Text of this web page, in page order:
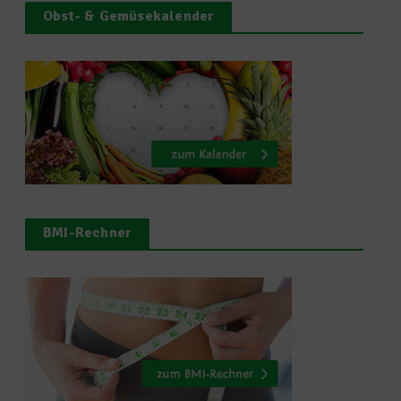
Obst- & Gemüsekalender
BMI-Rechner